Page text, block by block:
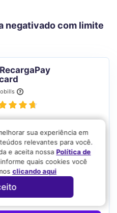
negativado com limite
sua experiência em
relevantes para você.
e aceita nossaPolítica de
quais cookies você
clicando aqui